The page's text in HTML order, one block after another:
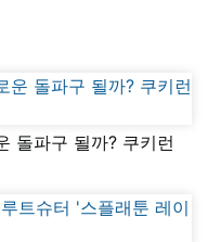
돌파구 될까? 쿠키런